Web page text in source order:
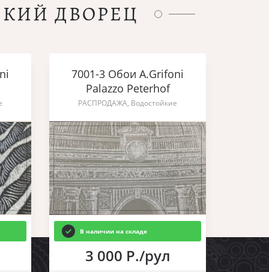
ДВОРЕЦ
7001-3 Обои A.Grifoni
Palazzo Peterhof
РАСПРОДАЖА, Водостойкие
В наличии на складе
3 000 Р./рул